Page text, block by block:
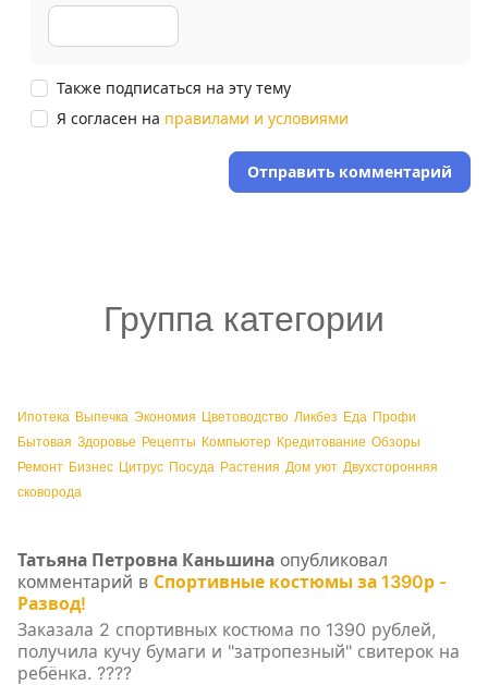
Также подписаться на эту тему
Я согласен на правилами и условиями
Отправить комментарий
Группа категории
Ипотека Выпечка Экономия Цветоводство Ликбез Еда Профи
Бытовая Здоровье Рецепты Компьютер Кредитование Обзоры
Ремонт Бизнес Цитрус Посуда Растения Дом уют Двухсторонняя
сковорода
Татьяна Петровна Каньшина опубликовал
комментарий в Спортивные костюмы за 1390р -
Развод!
Заказала 2 спортивных костюма по 1390 рублей,
получила кучу бумаги и "затропезный" свитерок на
ребёнка. ????